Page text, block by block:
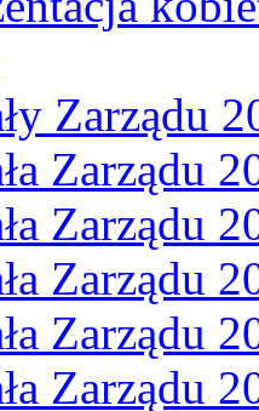
Zarządu
Zarządu
Zarządu
Zarządu
Zarządu
Zarządu